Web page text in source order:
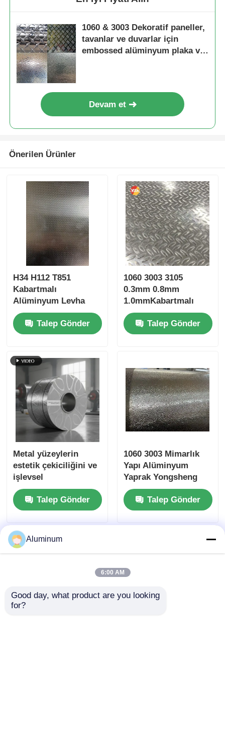
1060 & 3003 Dekoratif paneller,
tavanlar ve duvarlar için
embossed alüminyum plaka ve
Devam et
Önerilen Ürünler
H34 H112 T851
Kabartmalı
Alüminyum Levha
Bobin 3 Çubuk 5
Çubuk Çakıl Çekiç
Dokusu PE PVDF
Bükme Kaynak
İmalatı İçin Özel
Desen
Talep Gönder
1060 3003 3105
0.3mm 0.8mm
1.0mmKabartmalı
Alüminyum Levha
Bobin 0.2-3.0mm
Yalıtım Ceketi Tavan
Talep Gönder
Metal yüzeylerin
estetik çekiciliğini ve
işlevsel
performansını
artırmak için
tasarlanmış baskılı
alüminyum levha rulo
baskısı
Talep Gönder
1060 3003 Mimarlık
Yapı Alüminyum
Yaprak Yongsheng
Dekoratif Duvar
Panelleri, Sütun
Kaplamaları ve Daha
fazlası için
Talep Gönder
Aluminum
6:00 AM
Good day, what product are you looking
for?